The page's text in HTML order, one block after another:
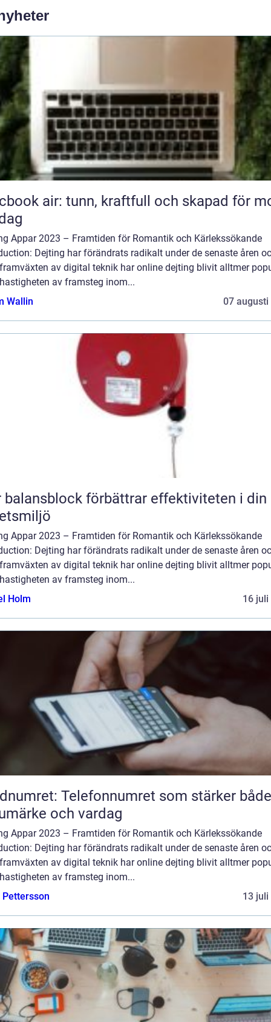
air: tunn, kraftfull och skapad för
Appar 2023 – Framtiden för Romantik och Kärlekssökande
Dejting har förändrats radikalt under de senaste åren
av digital teknik har online dejting blivit alltmer
av framsteg inom...
Wallin
07 augusti
balansblock förbättrar effektiviteten i din
Appar 2023 – Framtiden för Romantik och Kärlekssökande
Dejting har förändrats radikalt under de senaste åren
av digital teknik har online dejting blivit alltmer
av framsteg inom...
Holm
16 juli
Telefonnumret som stärker både
och vardag
Appar 2023 – Framtiden för Romantik och Kärlekssökande
Dejting har förändrats radikalt under de senaste åren
av digital teknik har online dejting blivit alltmer
av framsteg inom...
13 juli